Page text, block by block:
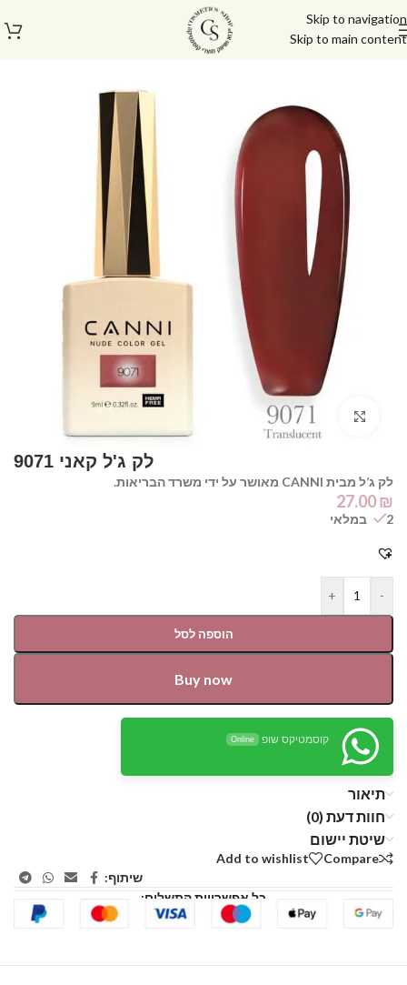
Skip to navigation
Skip to main content
Click to enlarge
לק ג’ל מבית CANNI מאושר על ידי משרד הבריאות.
27.00₪
2 במלאי
-
+
הוספה לסל
Buy now
קוסמטיקס שופ Online
תיאור
חוות דעת (0)
שיטת יישום
Compare
Add to wishlist
שיתוף:
כל אפשרויות התשלום: